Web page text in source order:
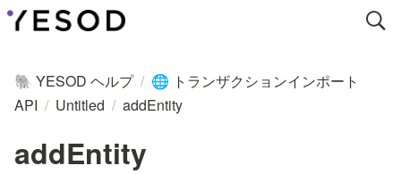
🐘 YESOD ヘルプ / 🌐 トランザクションインポート
API / Untitled / addEntity
addEntity